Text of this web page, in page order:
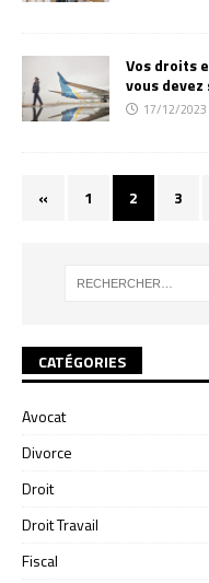
Vos droits
vous devez
17/12/2023
« 1 2 3
CATÉGORIES
Avocat
Divorce
Droit
Droit Travail
Fiscal